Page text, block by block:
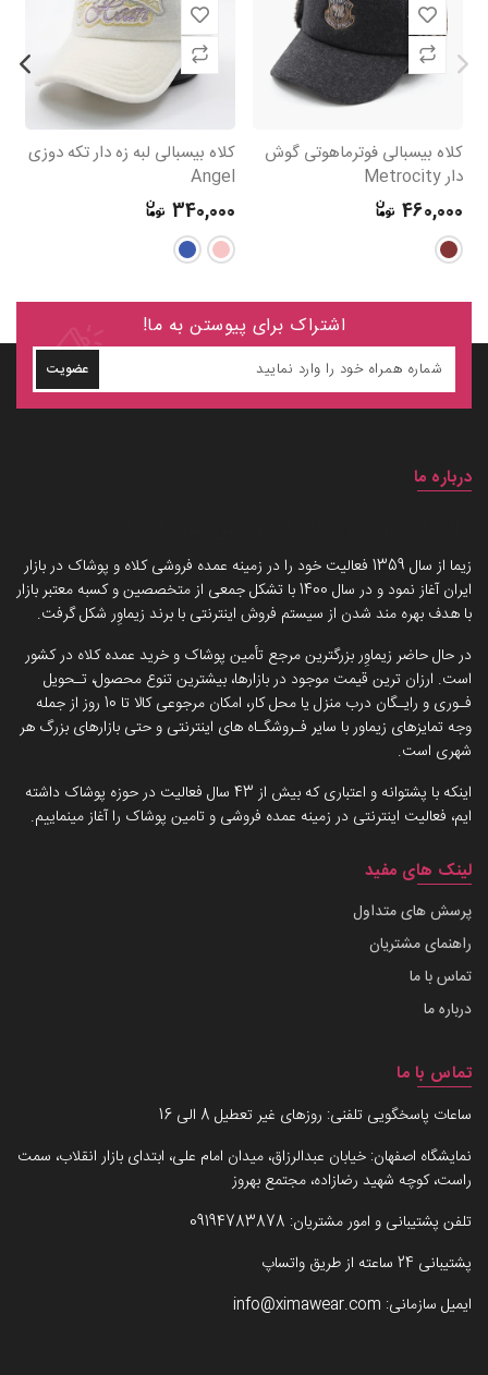
کلاه بیسبالی فوترماهوتی گوش
دار Metrocity
460,000
کلاه بیسبالی لبه زه دار تکه دوزی
Angel
340,000
اشتراک برای پیوستن به ما!
عضویت
درباره ما
زیما از سال 1359 فعالیت خود را در زمینه عمده فروشی کلاه و پوشاک در بازار
ایران آغاز نمود و در سال 1400 با تشکل جمعی از متخصصین و کسبه معتبر بازار
با هدف بهره مند شدن از سیستم فروش اینترنتی با برند زیماوِر شکل گرفت.
در حال حاضر زیماوِر بزرگترین مرجع تأمین پوشاک و خرید عمده کلاه در کشور
است. ارزان ترین قیمت موجود در بازارها، بیشترین تنوع محصول، تـحویل
فـوری و رایـگان درب منزل یا محل کار، امکان مرجوعی کالا تا 10 روز از جمله
وجه تمایزهای زیماور با سایر فـروشگـاه های اینترنتی و حتی بازارهای بزرگ هر
شهری است.
اینکه با پشتوانه و اعتباری که بیش از 43 سال فعالیت در حوزه پوشاک داشته
ایم، فعالیت اینترنتی در زمینه عمده فروشی و تامین پوشاک را آغاز مینماییم.
لینک های مفید
پرسش های متداول
راهنمای مشتریان
تماس با ما
درباره ما
تماس با ما
ساعات پاسخگویی تلفنی: روزهای غیر تعطیل 8 الی 16
نمایشگاه اصفهان: خیابان عبدالرزاق، میدان امام علی، ابتدای بازار انقلاب، سمت
راست، کوچه شهید رضازاده، مجتمع بهروز
تلفن پشتیبانی و امور مشتریان: 09194783878
پشتیبانی 24 ساعته از طریق واتساپ
ایمیل سازمانی: info@ximawear.com